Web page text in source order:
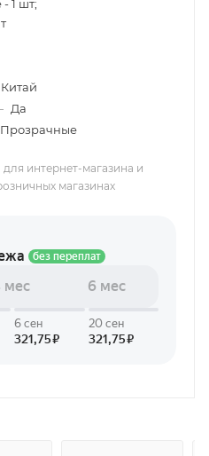
- 1 шт;
Китай
Да
Прозрачные
интернет-магазина и
магазинах